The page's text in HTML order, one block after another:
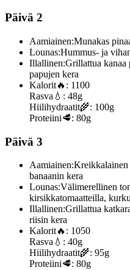
Päivä 2
Aamiainen:Munakas
Lounas:Hummus- ja
Illallinen:Grillattua kanaa
papujen kera
Kalorit🔥: 1100
Rasva 💧: 48g
Hiilihydraatit🌾: 100g
Proteiini🥩: 80g
Päivä 3
Aamiainen:
banaanin kera
Lounas:Välimerellinen
kirsikkatomaatteilla,
Illallinen:Grillattua
riisin kera
Kalorit🔥: 1050
Rasva 💧: 40g
Hiilihydraatit🌾: 95g
Proteiini🥩: 80g